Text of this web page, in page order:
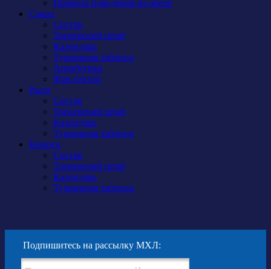
Правила поведения на арене
Сокол
Состав
Тренерский штаб
Календарь
Турнирная таблица
Атрибутика
Фан-сектор
Рыси
Состав
Тренерский штаб
Календарь
Турнирная таблица
Бирюса
Состав
Тренерский штаб
Календарь
Турнирная таблица
Подпишитесь на рассылку МХЛ: